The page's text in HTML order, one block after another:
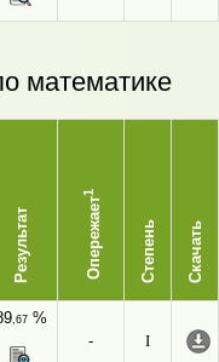
математике
Результат Опережает
1
Степень Скачать
,67%
-
I